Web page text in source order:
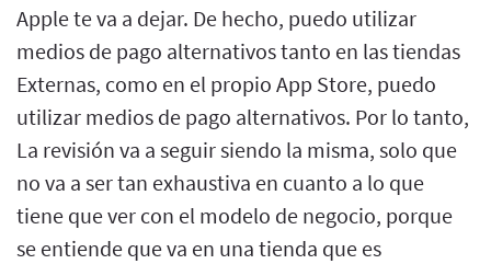
Apple te va a dejar. De hecho, puedo utilizar
medios de pago alternativos tanto en las tiendas
Externas, como en el propio App Store, puedo
utilizar medios de pago alternativos. Por lo tanto,
La revisión va a seguir siendo la misma, solo que
no va a ser tan exhaustiva en cuanto a lo que
tiene que ver con el modelo de negocio, porque
se entiende que va en una tienda que es